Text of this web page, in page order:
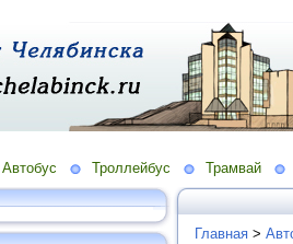
Автобус Троллейбус Трамвай
Главная >